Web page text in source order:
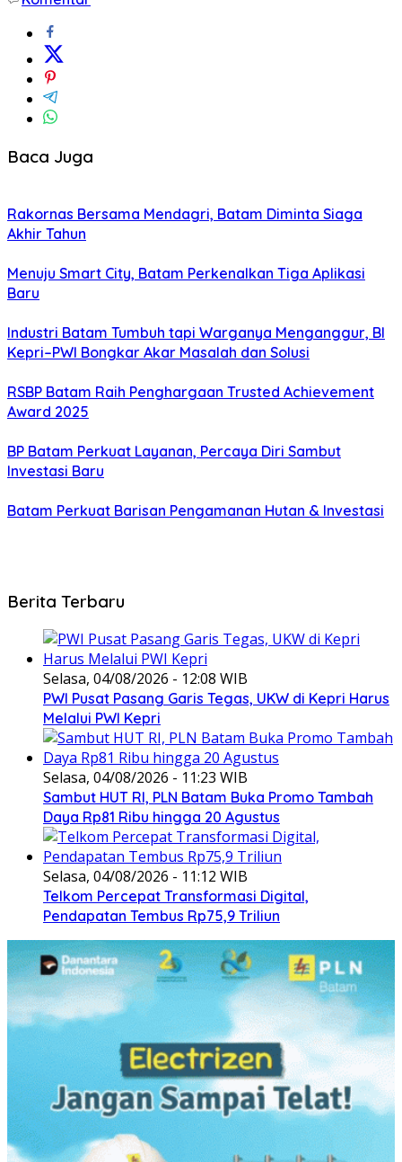
Baca Juga
Rakornas Bersama Mendagri, Batam Diminta Siaga
Akhir Tahun
Menuju Smart City, Batam Perkenalkan Tiga Aplikasi
Baru
Industri Batam Tumbuh tapi Warganya Menganggur, BI
Kepri–PWI Bongkar Akar Masalah dan Solusi
RSBP Batam Raih Penghargaan Trusted Achievement
Award 2025
BP Batam Perkuat Layanan, Percaya Diri Sambut
Investasi Baru
Batam Perkuat Barisan Pengamanan Hutan & Investasi
Berita Terbaru
Selasa, 04/08/2026 - 12:08 WIB
PWI Pusat Pasang Garis Tegas, UKW di Kepri Harus
Melalui PWI Kepri
Selasa, 04/08/2026 - 11:23 WIB
Sambut HUT RI, PLN Batam Buka Promo Tambah
Daya Rp81 Ribu hingga 20 Agustus
Selasa, 04/08/2026 - 11:12 WIB
Telkom Percepat Transformasi Digital,
Pendapatan Tembus Rp75,9 Triliun